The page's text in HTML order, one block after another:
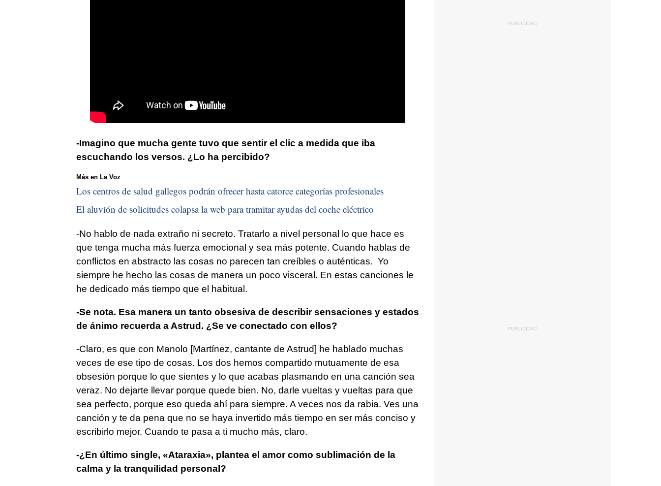
-Imagino que mucha gente tuvo que sentir el clic a medida que iba
escuchando los versos. ¿Lo ha percibido?
Más en La Voz
Los centros de salud gallegos podrán ofrecer hasta catorce categorías profesionales
El aluvión de solicitudes colapsa la web para tramitar ayudas del coche eléctrico
-No hablo de nada extraño ni secreto. Tratarlo a nivel personal lo que hace es
que tenga mucha más fuerza emocional y sea más potente. Cuando hablas de
conflictos en abstracto las cosas no parecen tan creíbles o auténticas. Yo
siempre he hecho las cosas de manera un poco visceral. En estas canciones le
he dedicado más tiempo que el habitual.
-Se nota. Esa manera un tanto obsesiva de describir sensaciones y estados
de ánimo recuerda a Astrud. ¿Se ve conectado con ellos?
-Claro, es que con Manolo [Martínez, cantante de Astrud] he hablado muchas
veces de ese tipo de cosas. Los dos hemos compartido mutuamente de esa
obsesión porque lo que sientes y lo que acabas plasmando en una canción sea
veraz. No dejarte llevar porque quede bien. No, darle vueltas y vueltas para que
sea perfecto, porque eso queda ahí para siempre. A veces nos da rabia. Ves una
canción y te da pena que no se haya invertido más tiempo en ser más conciso y
escribirlo mejor. Cuando te pasa a ti mucho más, claro.
-¿En último single, «Ataraxia», plantea el amor como sublimación de la
calma y la tranquilidad personal?